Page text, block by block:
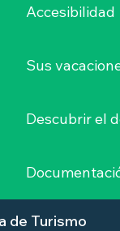
Accesibilidad
Sus
Descubrir el
de Turismo